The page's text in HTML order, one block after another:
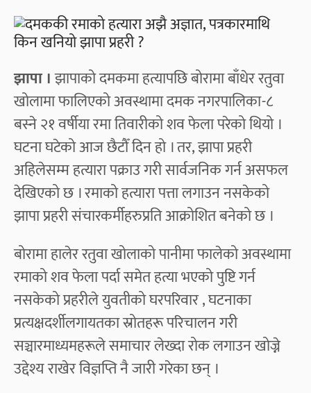
झापा ।झापाको दमकमा हत्यापछि बोरामा बाँधेर रतुवा
खोलामा फालिएको अवस्थामा दमक नगरपालिका-८
बस्ने २१ वर्षीया रमा तिवारीको शव फेला परेको थियो ।
घटना घटेको आज छैटौँ दिन हो । तर, झापा प्रहरी
अहिलेसम्म हत्यारा पक्राउ गरी सार्वजनिक गर्न असफल
देखिएको छ । रमाको हत्यारा पत्ता लगाउन नसकेको
झापा प्रहरी संचारकर्मीहरुप्रति आक्रोशित बनेको छ ।
बोरामा हालेर रतुवा खोलाको पानीमा फालेको अवस्थामा
रमाको शव फेला पर्दा समेत हत्या भएको पुष्टि गर्न
नसकेको प्रहरीले युवतीको घरपरिवार , घटनाका
प्रत्यक्षदर्शीलगायतका स्रोतहरू परिचालन गरी
सञ्चारमाध्यमहरूले समाचार लेख्दा रोक लगाउन खोज्ने
उद्देश्य राखेर विज्ञप्ति नै जारी गरेका छन् ।